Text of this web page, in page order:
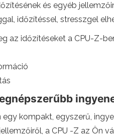
és egyéb
időzítéssel, stresszgel
az időzítéseket a CPU-Z-
egy kompakt, egyszerű,
a CPU -Z az Ön